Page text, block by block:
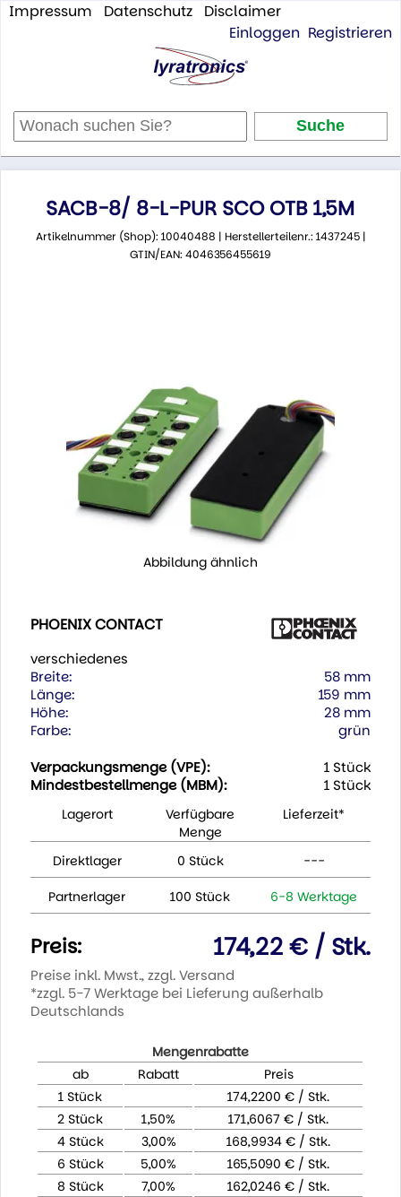
Impressum Datenschutz
Disclaimer
Einloggen Registrieren
SACB-8/ 8-L-PUR SCO OTB 1,5M
Artikelnummer (Shop): 10040488 | Herstellerteilenr.: 1437245 |
GTIN/EAN: 4046356455619
Abbildung ähnlich
PHOENIX CONTACT
verschiedenes
Breite:
58 mm
Länge:
159 mm
Höhe:
28 mm
Farbe:
grün
Verpackungsmenge (VPE):
1 Stück
Mindestbestellmenge (MBM):
1 Stück
Lagerort
Verfügbare
Menge
Lieferzeit*
Direktlager 0 Stück ---
Partnerlager 100 Stück 6-8 Werktage
Preis: 174,22 € / Stk.
Preise inkl. Mwst., zzgl. Versand
*zzgl. 5-7 Werktage bei Lieferung außerhalb
Deutschlands
Mengenrabatte
ab
Rabatt
Preis
1 Stück
174,2200 € / Stk.
2 Stück
1,50%
171,6067 € / Stk.
4 Stück
3,00%
168,9934 € / Stk.
6 Stück
5,00%
165,5090 € / Stk.
8 Stück
7,00%
162,0246 € / Stk.